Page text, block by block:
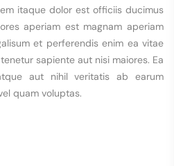
itaque dolor est officiis ducimus
aperiam est magnam aperiam
et perferendis enim ea vitae
sapiente aut nisi maiores. Ea
aut nihil veritatis ab earum
quam voluptas.